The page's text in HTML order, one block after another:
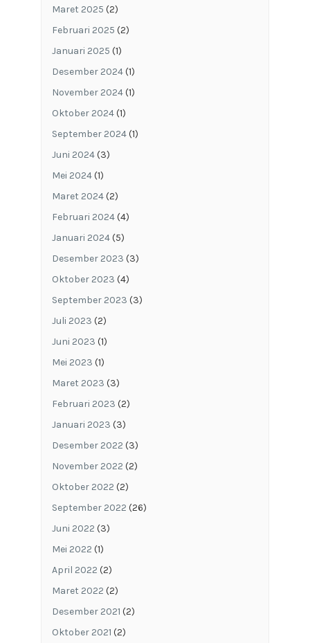
Maret 2025 (2)
Februari 2025 (2)
Januari 2025 (1)
Desember 2024(1)
November 2024(1)
Oktober 2024(1)
September 2024(1)
Juni 2024(3)
Mei 2024(1)
Maret 2024(2)
Februari 2024(4)
Januari 2024(5)
Desember 2023 (3)
Oktober 2023 (4)
September 2023 (3)
Juli 2023 (2)
Juni 2023 (1)
Mei 2023 (1)
Maret 2023 (3)
Februari 2023 (2)
Januari 2023 (3)
Desember 2022 (3)
November 2022 (2)
Oktober 2022 (2)
September 2022 (26)
Juni 2022 (3)
Mei 2022 (1)
April 2022 (2)
Maret 2022 (2)
Desember 2021 (2)
Oktober 2021 (2)